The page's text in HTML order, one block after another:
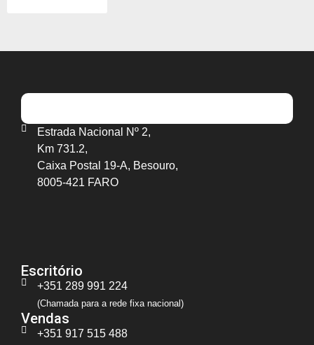
Estrada Nacional Nº 2,
Km 731.2,
Caixa Postal 19-A, Besouro,
8005-421 FARO
Escritório
+351 289 991 224
(Chamada para a rede fixa nacional)
Vendas
+351 917 515 488